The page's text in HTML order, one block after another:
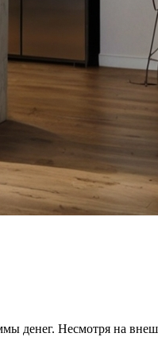
денег. Несмотря на